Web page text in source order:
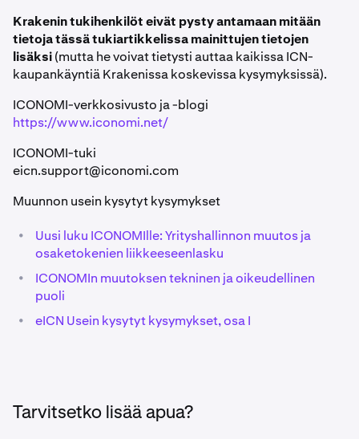
Krakenin tukihenkilöt eivät pysty antamaan mitään
tietoja tässä tukiartikkelissa mainittujen tietojen
lisäksi(mutta he voivat tietysti auttaa kaikissa ICN-
kaupankäyntiä Krakenissa koskevissa kysymyksissä).
ICONOMI-verkkosivusto ja -blogi
https://www.iconomi.net/
ICONOMI-tuki
eicn.support@iconomi.com
Muunnon usein kysytyt kysymykset
•
Uusi luku ICONOMIlle: Yrityshallinnon muutos ja
osaketokenien liikkeeseenlasku
•
ICONOMIn muutoksen tekninen ja oikeudellinen
puoli
• eICN Usein kysytyt kysymykset, osa I
Tarvitsetko lisää apua?